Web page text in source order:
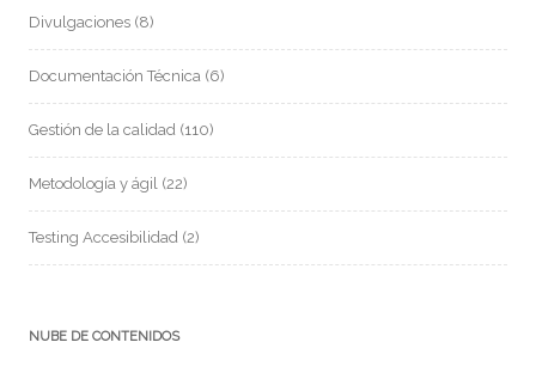
Divulgaciones (8)
Documentación Técnica (6)
Gestión de la calidad (110)
Metodología y ágil (22)
Testing Accesibilidad (2)
NUBE DE CONTENIDOS